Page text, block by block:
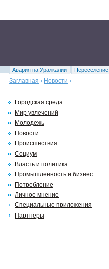
Авария на Уралкалии Переселение
Заглавная › Новости ›
Городская среда
Мир увлечений
Молодежь
Новости
Происшествия
Социум
Власть и политика
Промышленность и бизнес
Потребление
Личное мнение
Специальные приложения
Партнёры